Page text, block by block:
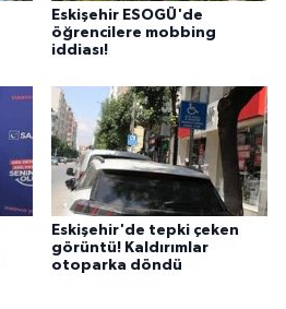
Eskişehir ESOGÜ'de
öğrencilere mobbing
iddiası!
Eskişehir'de tepki çeken
görüntü! Kaldırımlar
otoparka döndü